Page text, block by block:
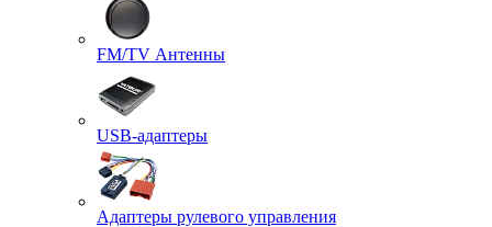
FM/TV Антенны
USB-адаптеры
Адаптеры рулевого управления